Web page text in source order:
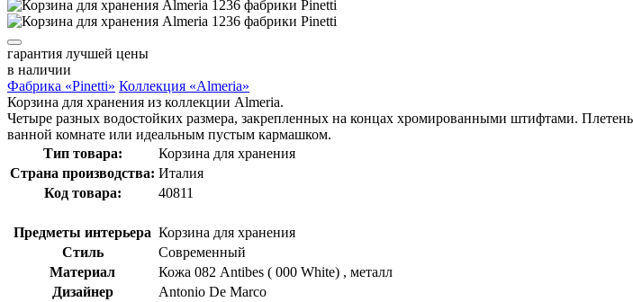
гарантия лучшей цены
в наличии
Фабрика «Pinetti» Коллекция «Almeria»
Корзина для хранения из коллекции Almeria.
Четыре разных водостойких размера, закрепленных на концах хромированными штифтами.
ванной комнате или идеальным пустым кармашком.
Тип товара:
Корзина для хранения
Страна производства: Италия
Код товара:
40811
Предметы интерьера Корзина для хранения
Стиль
Современный
Материал
Кожа 082 Antibes ( 000 White) , металл
Дизайнер
Antonio De Marco